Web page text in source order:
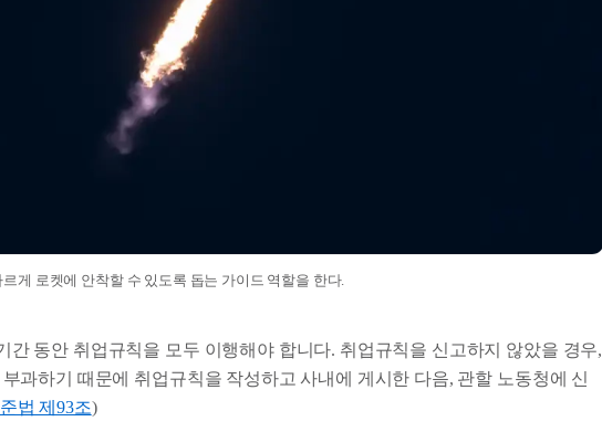
게 로켓에 안착할 수 있도록 돕는 가이드 역할을 한다.
간 동안 취업규칙을 모두 이행해야 합니다. 취업규칙을 신고하지 않았을 경우,
부과하기 때문에 취업규칙을 작성하고 사내에 게시한 다음, 관할 노동청에 신
법 제93조)